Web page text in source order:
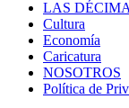
LAS
Cultura
Economía
Caricatura
NOSOTROS
Política de